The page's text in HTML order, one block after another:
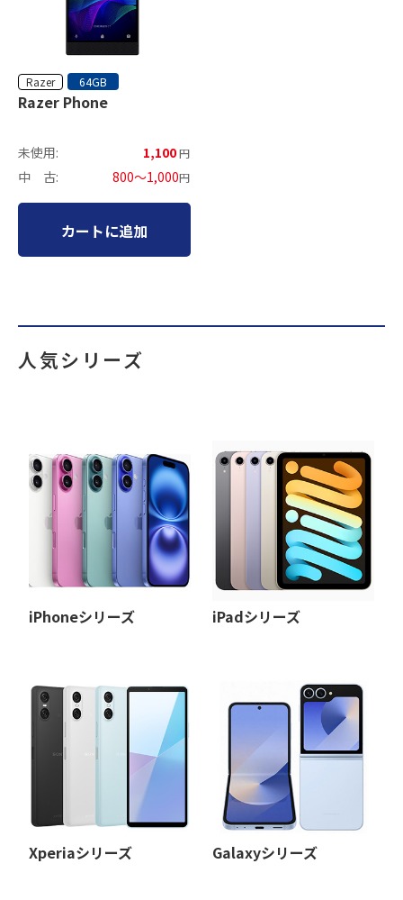
Razer 64GB
Razer Phone
未使用: 1,100円
中 古: 800～1,000円
カートに追加
人気シリーズ
iPhoneシリーズ iPadシリーズ
Xperiaシリーズ Galaxyシリーズ